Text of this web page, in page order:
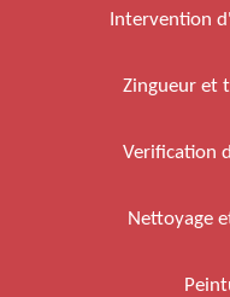
Intervention
Zingueur et
Verification
Nettoyage